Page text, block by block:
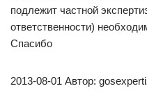
подлежит частной
ответственности)
Спасибо
2013-08-01 Автор: